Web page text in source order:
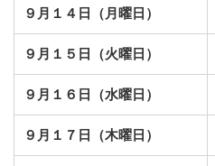
９月１４日（月曜日）
９月１５日（火曜日）
９月１６日（水曜日）
９月１７日（木曜日）